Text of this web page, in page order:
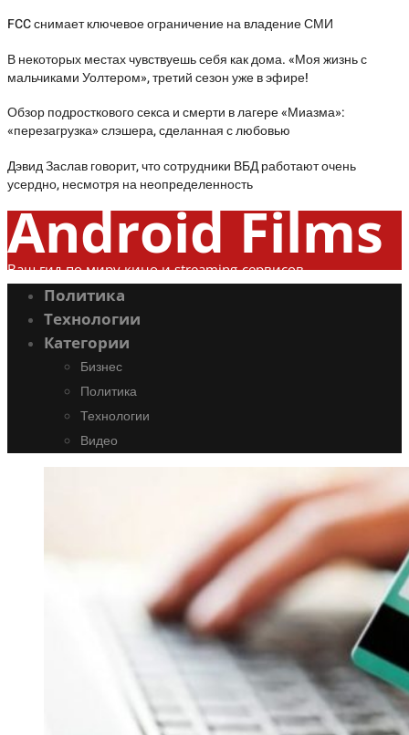
FCC снимает ключевое ограничение на владение СМИ
В некоторых местах чувствуешь себя как дома. «Моя жизнь с
мальчиками Уолтером», третий сезон уже в эфире!
Обзор подросткового секса и смерти в лагере «Миазма»:
«перезагрузка» слэшера, сделанная с любовью
Дэвид Заслав говорит, что сотрудники ВБД работают очень
усердно, несмотря на неопределенность
Android Films
Ваш гид по миру кино и streaming-сервисов
Политика
Технологии
Категории
Бизнес
Политика
Технологии
Видео